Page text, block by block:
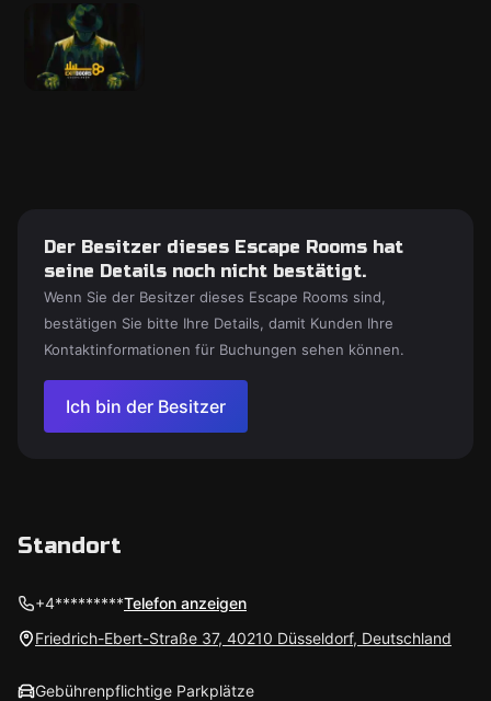
Der Besitzer dieses Escape Rooms hat
seine Details noch nicht bestätigt.
Wenn Sie der Besitzer dieses Escape Rooms sind,
bestätigen Sie bitte Ihre Details, damit Kunden Ihre
Kontaktinformationen für Buchungen sehen können.
Ich bin der Besitzer
Standort
+4*********Telefon anzeigen
Friedrich-Ebert-Straße 37, 40210 Düsseldorf, Deutschland
Gebührenpflichtige Parkplätze